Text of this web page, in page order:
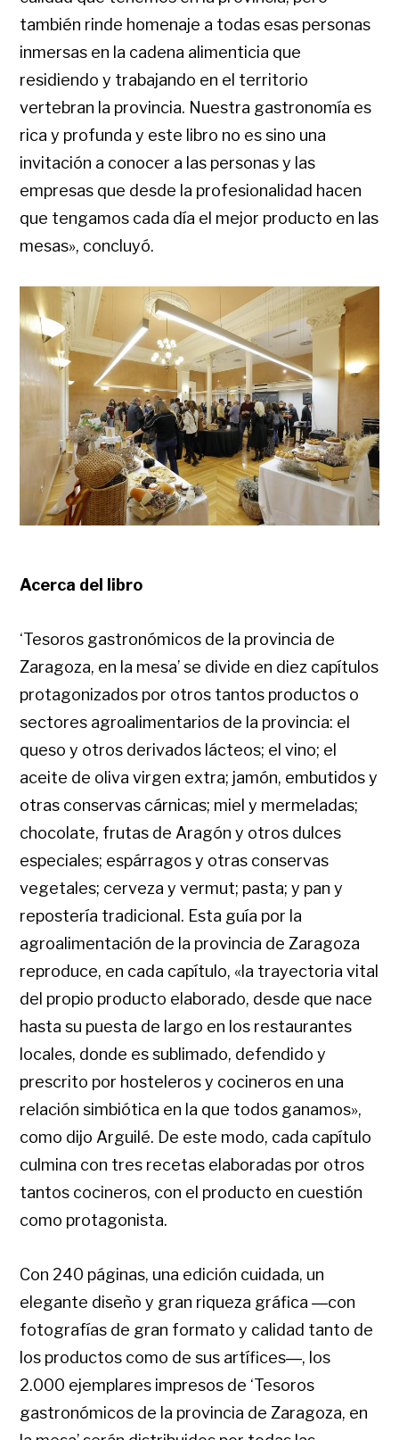
también rinde homenaje a todas esas personas
inmersas en la cadena alimenticia que
residiendo y trabajando en el territorio
vertebran la provincia. Nuestra gastronomía es
rica y profunda y este libro no es sino una
invitación a conocer a las personas y las
empresas que desde la profesionalidad hacen
que tengamos cada día el mejor producto en las
mesas», concluyó.
Acerca del libro
‘Tesoros gastronómicos de la provincia de
Zaragoza, en la mesa’ se divide en diez capítulos
protagonizados por otros tantos productos o
sectores agroalimentarios de la provincia: el
queso y otros derivados lácteos; el vino; el
aceite de oliva virgen extra; jamón, embutidos y
otras conservas cárnicas; miel y mermeladas;
chocolate, frutas de Aragón y otros dulces
especiales; espárragos y otras conservas
vegetales; cerveza y vermut; pasta; y pan y
repostería tradicional. Esta guía por la
agroalimentación de la provincia de Zaragoza
reproduce, en cada capítulo, «la trayectoria vital
del propio producto elaborado, desde que nace
hasta su puesta de largo en los restaurantes
locales, donde es sublimado, defendido y
prescrito por hosteleros y cocineros en una
relación simbiótica en la que todos ganamos»,
como dijo Arguilé. De este modo, cada capítulo
culmina con tres recetas elaboradas por otros
tantos cocineros, con el producto en cuestión
como protagonista.
Con 240 páginas, una edición cuidada, un
elegante diseño y gran riqueza gráfica ―con
fotografías de gran formato y calidad tanto de
los productos como de sus artífices―, los
2.000 ejemplares impresos de ‘Tesoros
gastronómicos de la provincia de Zaragoza, en